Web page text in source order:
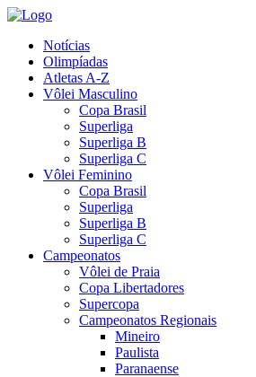
Notícias
Olimpíadas
Atletas A-Z
Vôlei Masculino
Copa Brasil
Superliga
Superliga B
Superliga C
Vôlei Feminino
Copa Brasil
Superliga
Superliga B
Superliga C
Campeonatos
Vôlei de Praia
Copa Libertadores
Supercopa
Campeonatos Regionais
Mineiro
Paulista
Paranaense